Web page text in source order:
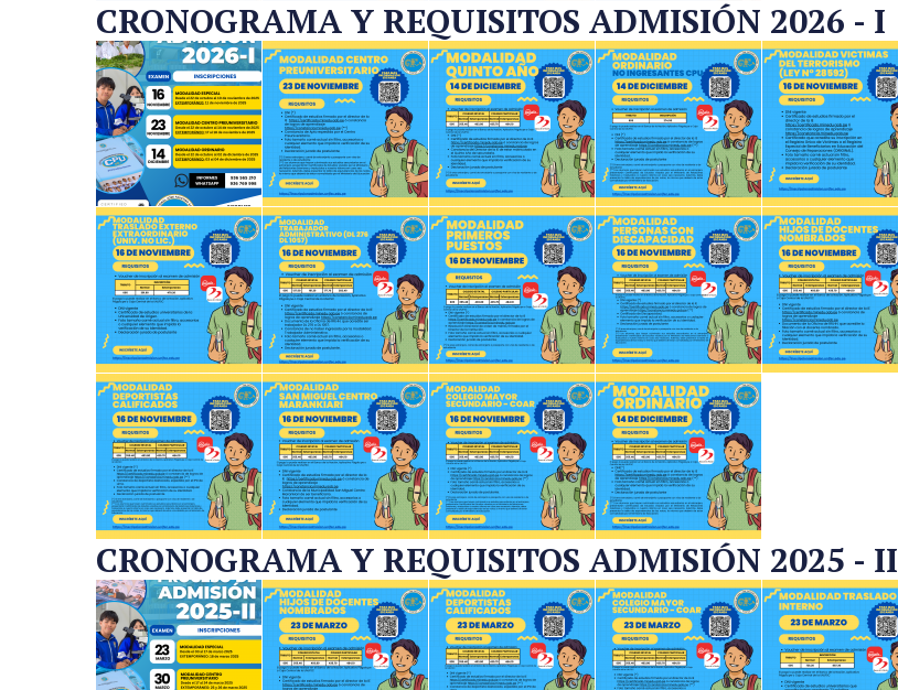
CRONOGRAMA Y REQUISITOS ADMISIÓN 2026 - I
CRONOGRAMA Y REQUISITOS ADMISIÓN 2025 - II